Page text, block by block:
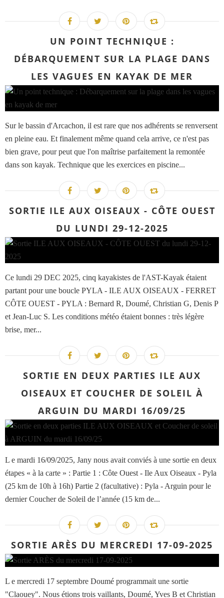
UN POINT TECHNIQUE :
DÉBARQUEMENT SUR LA PLAGE DANS
LES VAGUES EN KAYAK DE MER
Sur le bassin d'Arcachon, il est rare que nos adhérents se renversent
en pleine eau. Et finalement même quand cela arrive, ce n'est pas
bien grave, pour peut que l'on maîtrise parfaitement la remontée
dans son kayak. Technique que les exercices en piscine...
SORTIE ILE AUX OISEAUX - CÔTE OUEST
DU LUNDI 29-12-2025
Ce lundi 29 DEC 2025, cinq kayakistes de l'AST-Kayak étaient
partant pour une boucle PYLA - ILE AUX OISEAUX - FERRET
CÔTE OUEST - PYLA : Bernard R, Doumé, Christian G, Denis P
et Jean-Luc S. Les conditions météo étaient bonnes : très légère
brise, mer...
SORTIE EN DEUX PARTIES ILE AUX
OISEAUX ET COUCHER DE SOLEIL À
ARGUIN DU MARDI 16/09/25
L e mardi 16/09/2025, Jany nous avait conviés à une sortie en deux
étapes « à la carte » : Partie 1 : Côte Ouest - Ile Aux Oiseaux - Pyla
(25 km de 10h à 16h) Partie 2 (facultative) : Pyla - Arguin pour le
dernier Coucher de Soleil de l’année (15 km de...
SORTIE ARÈS DU MERCREDI 17-09-2025
L e mercredi 17 septembre Doumé programmait une sortie
"Claouey". Nous étions trois vaillants, Doumé, Yves B et Christian